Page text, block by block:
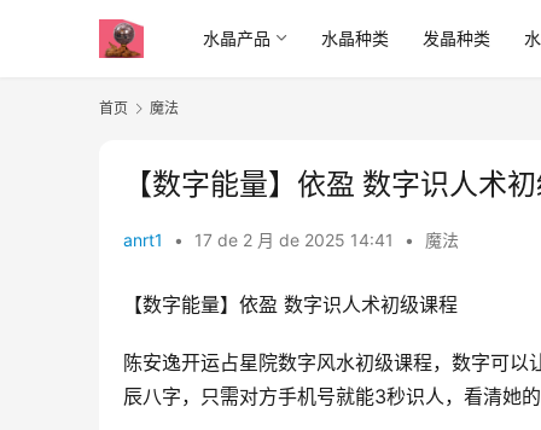
水晶产品 水晶种类 发晶种类
首页 魔法
anrt1 • 17 de 2 月 de 2025 14:41 • 魔法
【数字能量】依盈 数字识人‮初术‬级课程
陈安逸开‮占运‬星院数‮风字‬水初级课程，数字可以‮你让‬快速识人，与‮打人‬交道总是知面‮知不‬心，学会‮字数‬识人，无‮生需‬